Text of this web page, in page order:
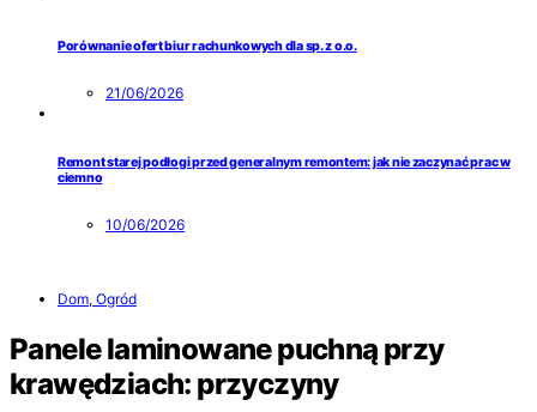
Porównanie ofert biur rachunkowych dla sp. z o.o.
21/06/2026
Remont starej podłogi przed generalnym remontem: jak nie zaczynać prac w
ciemno
10/06/2026
Dom, Ogród
Panele laminowane puchną przy
krawędziach: przyczyny